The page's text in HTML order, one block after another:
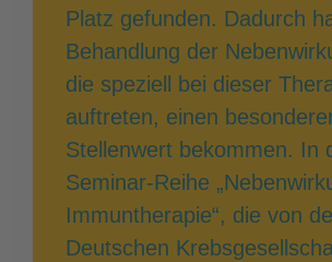
Platz gefunden. Dadurch
Behandlung der
die speziell bei dieser
auftreten, einen
Stellenwert bekommen. In
Seminar-Reihe
Immuntherapie“, die von
Deutschen